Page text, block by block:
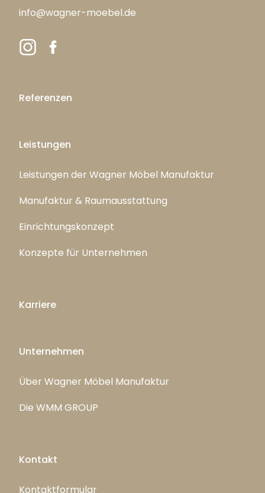
info@wagner-moebel.de
Referenzen
Leistungen
Leistungen der Wagner Möbel Manufaktur
Manufaktur & Raumausstattung
Einrichtungskonzept
Konzepte für Unternehmen
Karriere
Unternehmen
Über Wagner Möbel Manufaktur
Die WMM GROUP
Kontakt
Kontaktformular